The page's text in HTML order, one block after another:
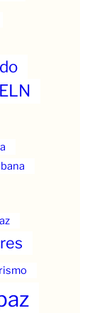
ELN